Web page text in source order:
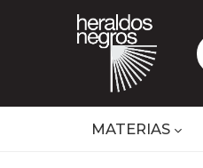
MATERIAS